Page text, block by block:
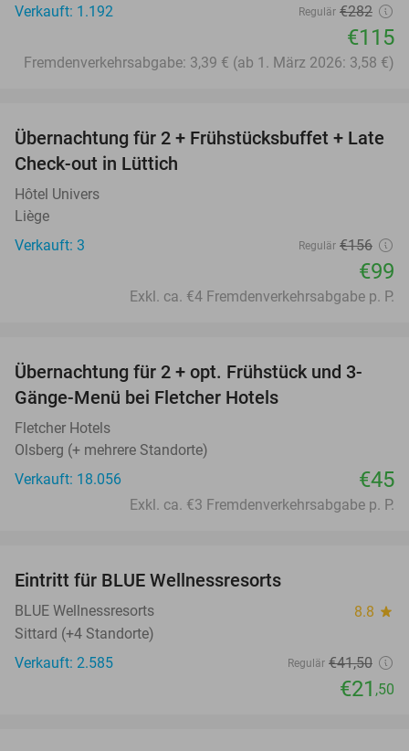
Verkauft: 1.192 Regulär €282
€115
Fremdenverkehrsabgabe: 3,39 € (ab 1. März 2026: 3,58 €)
37%
Übernachtung für 2 + Frühstücksbuffet + Late
Check-out in Lüttich
Hôtel Univers
Liège
Verkauft: 3
Regulär €156
€99
Exkl. ca. €4 Fremdenverkehrsabgabe p. P.
Übernachtung für 2 + opt. Frühstück und 3-
Gänge-Menü bei Fletcher Hotels
Fletcher Hotels
Olsberg (+ mehrere Standorte)
Verkauft: 18.056
€45
Exkl. ca. €3 Fremdenverkehrsabgabe p. P.
Eintritt für BLUE Wellnessresorts
BLUE Wellnessresorts 8.8 star
Sittard (+4 Standorte)
Verkauft: 2.585
Regulär €41,50
€21 ,50